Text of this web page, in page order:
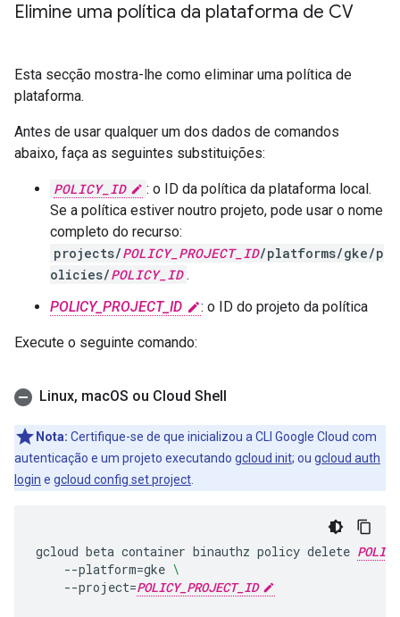
Elimine uma política da plataforma de CV
Esta secção mostra-lhe como eliminar uma política de
plataforma.
Antes de usar qualquer um dos dados de comandos
abaixo, faça as seguintes substituições:
POLICY_ID
: o ID da política da plataforma local.
Se a política estiver noutro projeto, pode usar o nome
completo do recurso:
projects/POLICY_PROJECT_ID/platforms/gke/p
olicies/POLICY_ID .
POLICY_PROJECT_ID
: o ID do projeto da política
Execute o seguinte comando:
Linux, macOS ou Cloud Shell
Nota: Certifique-se de que inicializou a CLI Google Cloud com
autenticação e um projeto executando gcloud init; ou gcloud auth
login e gcloud config set project
gcloud beta container binauthz policy delete
--platform=gke \
--project=POLICY_PROJECT_ID